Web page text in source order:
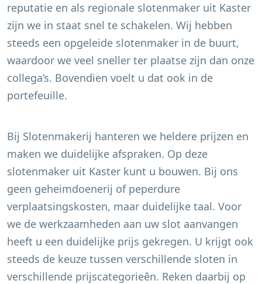
reputatie en als regionale slotenmaker uit Kaster
zijn we in staat snel te schakelen. Wij hebben
steeds een opgeleide slotenmaker in de buurt,
waardoor we veel sneller ter plaatse zijn dan onze
collega’s. Bovendien voelt u dat ook in de
portefeuille.
Bij Slotenmakerij hanteren we heldere prijzen en
maken we duidelijke afspraken. Op deze
slotenmaker uit Kaster kunt u bouwen. Bij ons
geen geheimdoenerij of peperdure
verplaatsingskosten, maar duidelijke taal. Voor
we de werkzaamheden aan uw slot aanvangen
heeft u een duidelijke prijs gekregen. U krijgt ook
steeds de keuze tussen verschillende sloten in
verschillende prijscategorieên. Reken daarbij op